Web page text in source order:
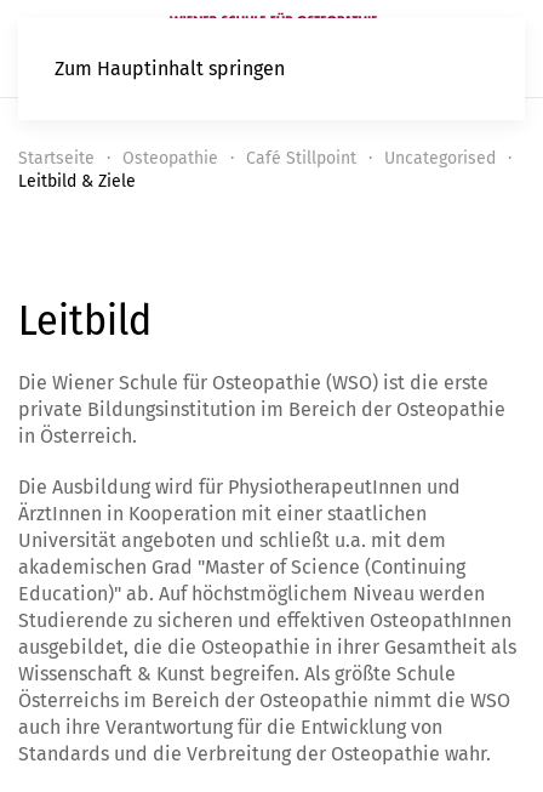
Zum Hauptinhalt springen
Startseite Osteopathie Café Stillpoint
Uncategorised
Leitbild & Ziele
Leitbild
Die Wiener Schule für Osteopathie (WSO) ist die erste
private Bildungsinstitution im Bereich der Osteopathie
in Österreich.
Die Ausbildung wird für PhysiotherapeutInnen und
ÄrztInnen in Kooperation mit einer staatlichen
Universität angeboten und schließt u.a. mit dem
akademischen Grad "Master of Science (Continuing
Education)" ab. Auf höchstmöglichem Niveau werden
Studierende zu sicheren und effektiven OsteopathInnen
ausgebildet, die die Osteopathie in ihrer Gesamtheit als
Wissenschaft & Kunst begreifen. Als größte Schule
Österreichs im Bereich der Osteopathie nimmt die WSO
auch ihre Verantwortung für die Entwicklung von
Standards und die Verbreitung der Osteopathie wahr.